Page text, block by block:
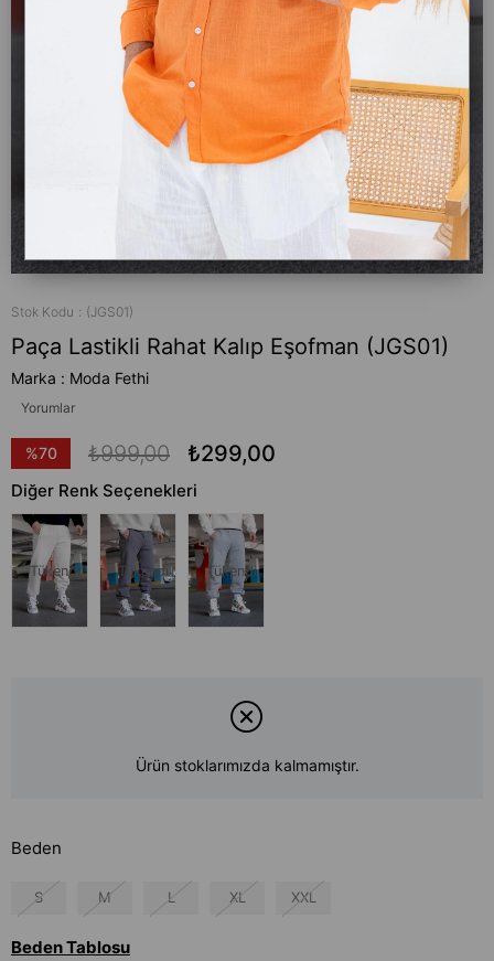
Stok Kodu (JGS01)
Paça Lastikli Rahat Kalıp Eşofman (JGS01)
Marka : Moda Fethi
Yorumlar
%70
İndirim
₺999,00 ₺299,00
Diğer Renk Seçenekleri
Tükendi Tükendi Tükendi
Ürün stoklarımızda kalmamıştır.
Beden
S M L XL XXL
Beden Tablosu